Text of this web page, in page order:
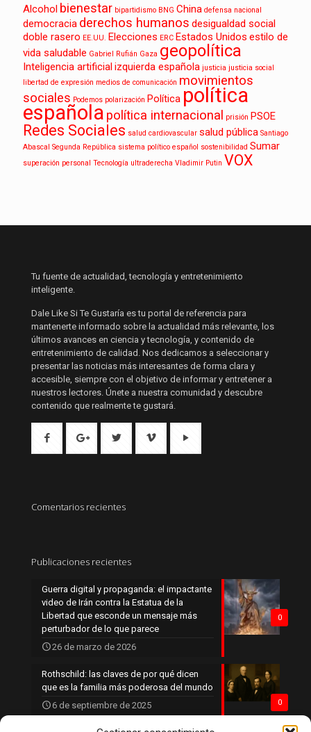
Alcohol bienestar bipartidismo BNG China defensa nacional
democracia derechos humanos desigualdad social
doble rasero EE.UU. Elecciones ERC Estados Unidos estilo de
vida saludable Gabriel Rufián Gaza geopolítica
Inteligencia artificial izquierda española justicia justicia social
libertad de expresión medios de comunicación movimientos
sociales Podemos polarización Política política
española política internacional prisión PSOE
Redes Sociales salud cardiovascular salud pública Santiago
Abascal Segunda República sistema político español sostenibilidad Sumar
superación personal Tecnología ultraderecha Vladimir Putin VOX
Tu fuente de actualidad, tecnología y entretenimiento
inteligente.
Dale Like Si Te Gustaría es tu portal de referencia para
mantenerte informado sobre la actualidad más relevante, los
últimos avances en ciencia y tecnología, y contenido de
entretenimiento de calidad. Nos dedicamos a seleccionar y
presentar las noticias más interesantes de forma clara y
accesible, siempre con el objetivo de informar y entretener a
nuestros lectores. Únete a nuestra comunidad y descubre
contenido que realmente te gustará.
Comentarios recientes
Publicaciones recientes
0
Guerra digital y propaganda: el impactante
video de Irán contra la Estatua de la
Libertad que esconde un mensaje más
perturbador de lo que parece
26 de marzo de 2026
0
Rothschild: las claves de por qué dicen
que es la familia más poderosa del mundo
6 de septiembre de 2025